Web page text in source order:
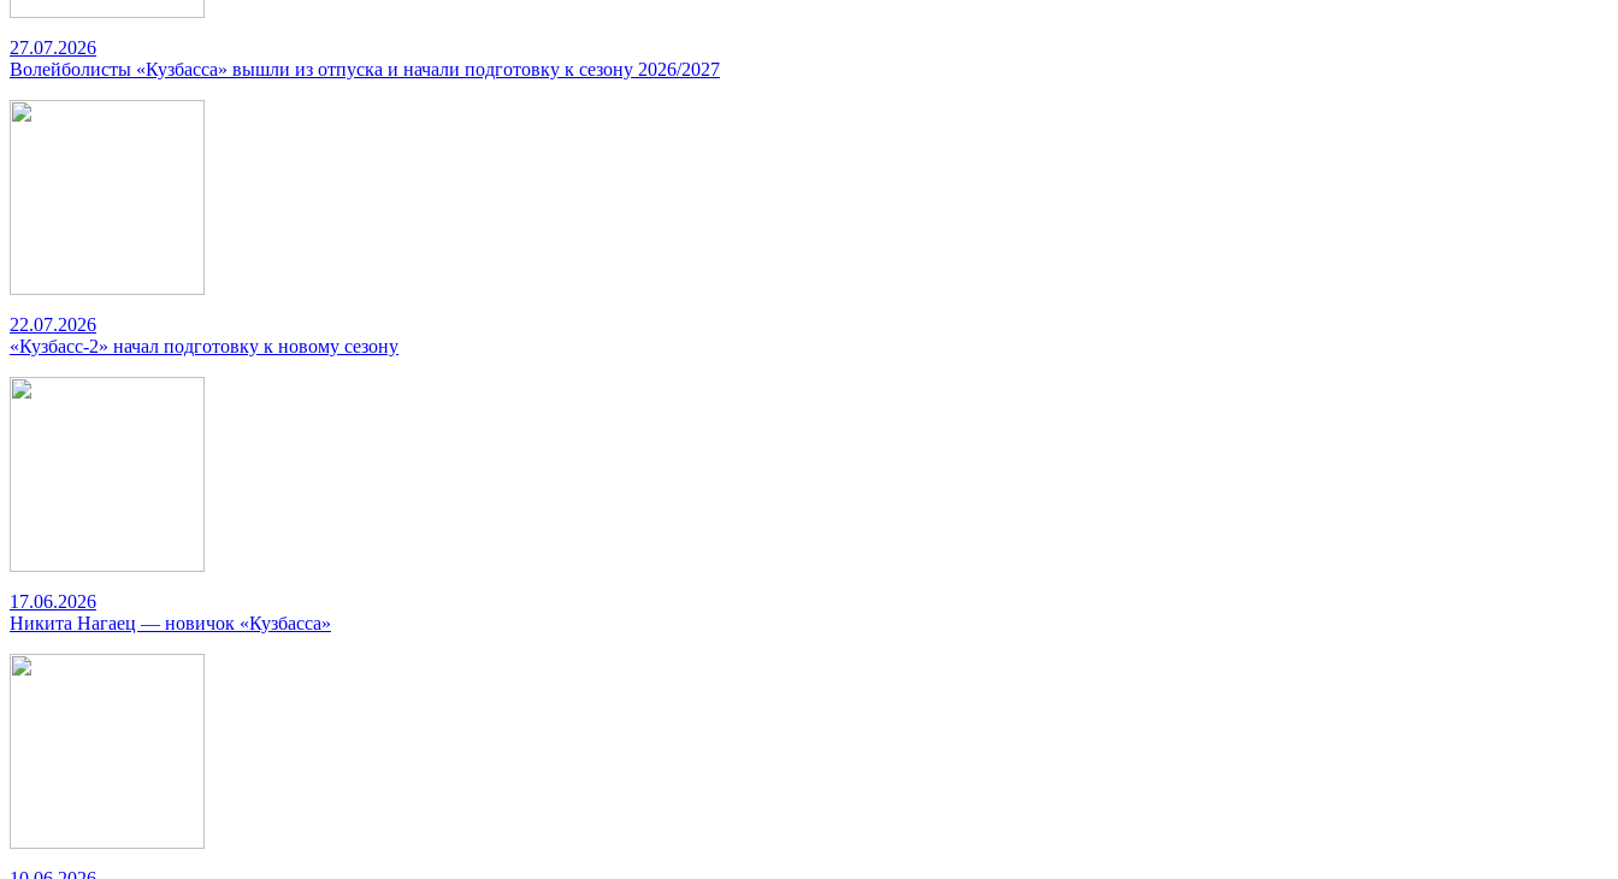
27.07.2026
Волейболисты «Кузбасса» вышли из отпуска и начали подготовку к сезону 2026/2027
22.07.2026
«Кузбасс-2» начал подготовку к новому сезону
17.06.2026
Никита Нагаец — новичок «Кузбасса»